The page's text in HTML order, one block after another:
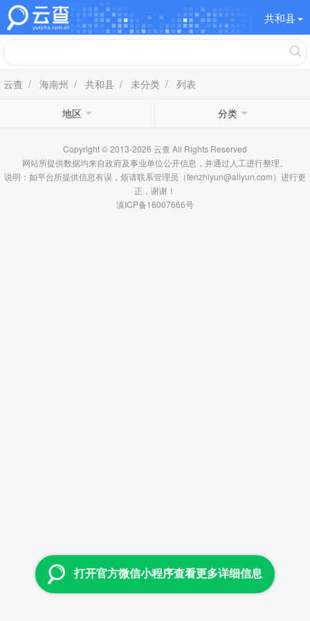
共和县
云查 / 海南州 / 共和县 / 未分类 / 列表
地区 分类
Copyright © 2013-2026 云查 All Rights Reserved
网站所提供数据均来自政府及事业单位公开信息，并通过人工进行整理。
说明：如平台所提供信息有误，烦请联系管理员（fenzhiyun@aliyun.com）进行更
正，谢谢！
滇ICP备16007666号
打开官方微信小程序查看更多详细信息